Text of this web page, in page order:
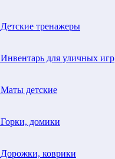
Детские тренажеры
Инвентарь для уличных игр
Маты детские
Горки, домики
Дорожки, коврики